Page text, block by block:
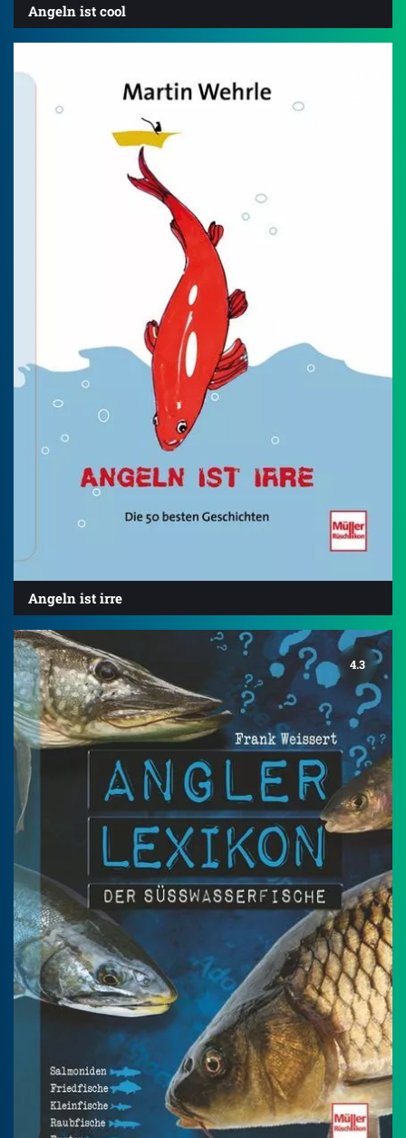
Angeln ist cool
Angeln ist irre
4.3